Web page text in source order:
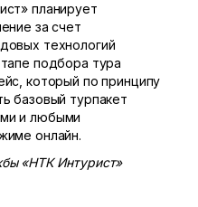
планирует
за счет
технологий
подбора тура
который по принципу
базовый турпакет
и любыми
онлайн.
«НТК Интурист»